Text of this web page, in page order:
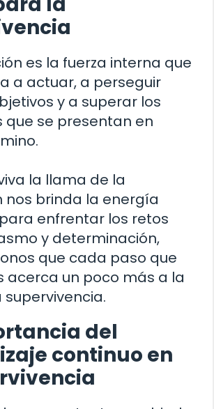
es la fuerza interna que
a actuar, a perseguir
y a superar los
que se presentan en
la llama de la
nos brinda la energía
enfrentar los retos
y determinación,
que cada paso que
acerca un poco más a la
del
continuo en